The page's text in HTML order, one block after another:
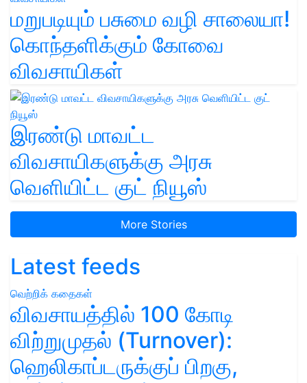
மறுபடியும் பசுமை வழி சாலையா!
கொந்தளிக்கும் கோவை
விவசாயிகள்
இரண்டு மாவட்ட
விவசாயிகளுக்கு அரசு
வெளியிட்ட குட் நியூஸ்
More Stories
Latest feeds
வெற்றிக் கதைகள்
விவசாயத்தில் 100 கோடி
விற்றுமுதல் (Turnover):
ஹெலிகாப்டருக்குப் பிறகு,